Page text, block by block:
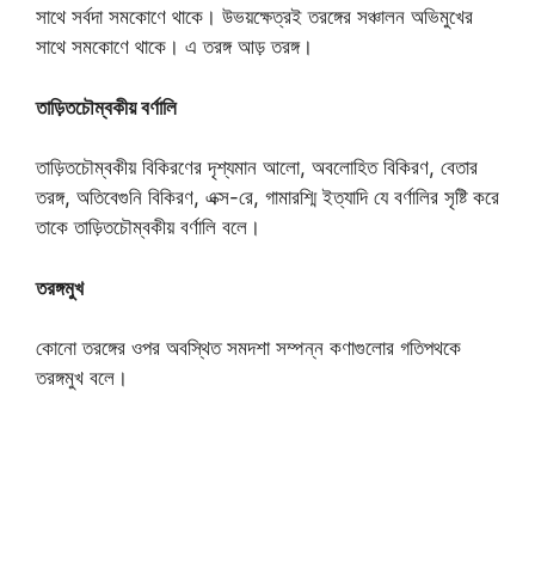
সাথে সর্বদা সমকোণে থাকে। উভয়ক্ষেত্রই তরঙ্গের সঞ্চালন অভিমুখের
সাথে সমকোণে থাকে। এ তরঙ্গ আড় তরঙ্গ।
তাড়িতচৌম্বকীয় বর্ণালি
তাড়িতচৌম্বকীয় বিকিরণের দৃশ্যমান আলো, অবলোহিত বিকিরণ, বেতার
তরঙ্গ, অতিবেগুনি বিকিরণ, এক্স-রে, গামারশ্মি ইত্যাদি যে বর্ণালির সৃষ্টি করে
তাকে তাড়িতচৌম্বকীয় বর্ণালি বলে।
তরঙ্গমুখ
কোনো তরঙ্গের ওপর অবস্থিত সমদশা সম্পন্ন কণাগুলোর গতিপথকে
তরঙ্গমুখ বলে।